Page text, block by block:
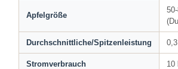
Apfelgröße
Durchschnittliche/Spitzenleistung
Stromverbrauch 10